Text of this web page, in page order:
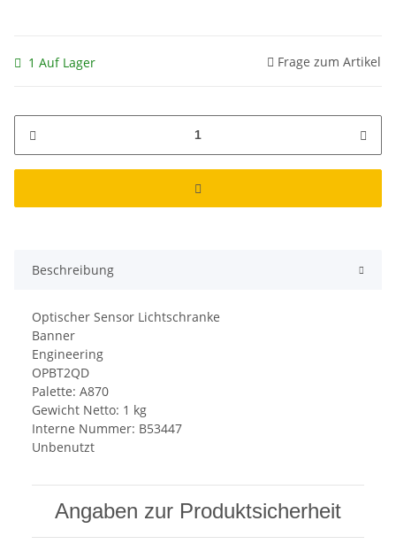
1 Auf Lager Frage zum Artikel
Beschreibung
Optischer Sensor Lichtschranke
Banner
Engineering
OPBT2QD
Palette: A870
Gewicht Netto: 1 kg
Interne Nummer: B53447
Unbenutzt
Angaben zur Produktsicherheit